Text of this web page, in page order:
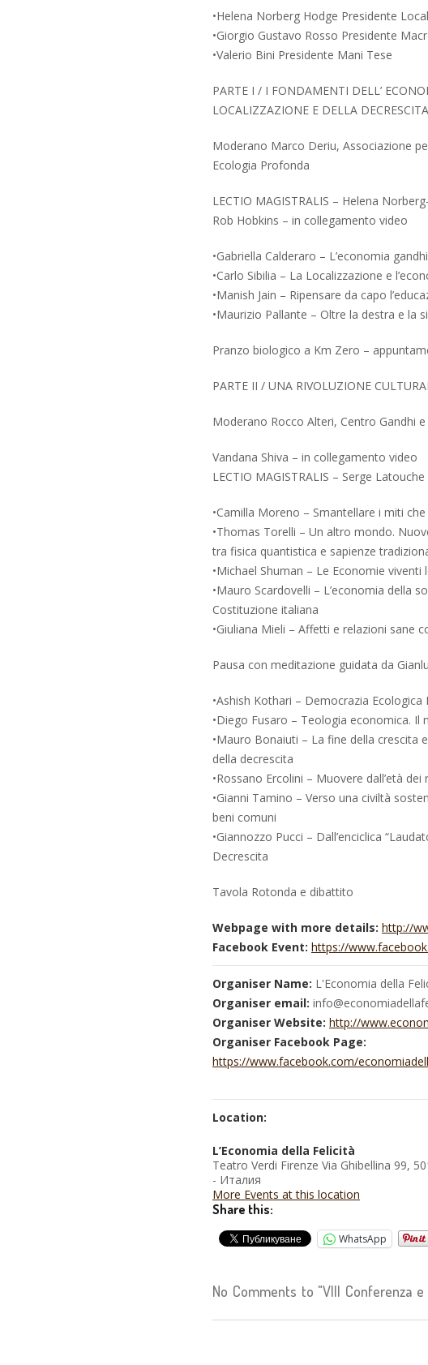
•Helena Norberg Hodge Presidente
•Giorgio Gustavo Rosso Presidente
•Valerio Bini Presidente Mani Tese
PARTE I / I FONDAMENTI DELL’
LOCALIZZAZIONE E DELLA DECRESCITA
Moderano Marco Deriu, Associazione
Ecologia Profonda
LECTIO MAGISTRALIS – Helena
Rob Hobkins – in collegamento video
•Gabriella Calderaro – L’economia
•Carlo Sibilia – La Localizzazione e
•Manish Jain – Ripensare da capo
•Maurizio Pallante – Oltre la destra e la
Pranzo biologico a Km Zero –
PARTE II / UNA RIVOLUZIONE
Moderano Rocco Alteri, Centro Gandhi
Vandana Shiva – in collegamento video
LECTIO MAGISTRALIS – Serge Latouche
•Camilla Moreno – Smantellare i miti
•Thomas Torelli – Un altro mondo.
tra fisica quantistica e sapienze
•Michael Shuman – Le Economie viventi
•Mauro Scardovelli – L’economia della
Costituzione italiana
•Giuliana Mieli – Affetti e relazioni sane
Pausa con meditazione guidata da
•Ashish Kothari – Democrazia Ecologica
•Diego Fusaro – Teologia economica.
•Mauro Bonaiuti – La fine della crescita
della decrescita
•Rossano Ercolini – Muovere dall’età
•Gianni Tamino – Verso una civiltà
beni comuni
•Giannozzo Pucci – Dall’enciclica
Decrescita
Tavola Rotonda e dibattito
Webpage with more details: http://
Facebook Event: https://
Organiser Name: L'Economia della
Organiser email:
Organiser Website: http://
Organiser Facebook Page:
https://www.facebook.com/
Location:
L’Economia della Felicità
Teatro Verdi Firenze Via Ghibellina 99,
- Италия
More Events at this location
Share this:
WhatsApp
No Comments to "VIII Conferenza e